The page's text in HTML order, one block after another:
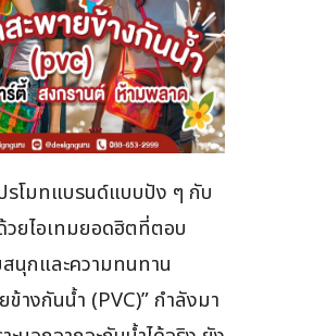
รโมทแบรนด์แบบปัง ๆ กับ
วยไอเทมยอดฮิตที่ตอบ
นุกและความทนทาน
ข้างกันน้ำ (PVC)” กำลังมา